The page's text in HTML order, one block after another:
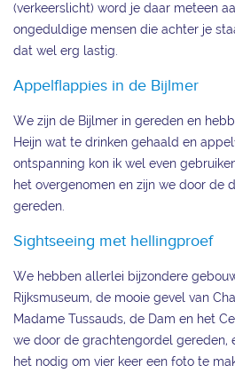
(verkeerslicht) word je daar meteen
ongeduldige mensen die achter je
dat wel erg lastig.
Appelflappies in de Bijlmer
We zijn de Bijlmer in gereden en
Heijn wat te drinken gehaald en
ontspanning kon ik wel even
het overgenomen en zijn we door de
gereden.
Sightseeing met hellingproef
We hebben allerlei bijzondere
Rijksmuseum, de mooie gevel van
Madame Tussauds, de Dam en het
we door de grachtengordel gereden,
het nodig om vier keer een foto te